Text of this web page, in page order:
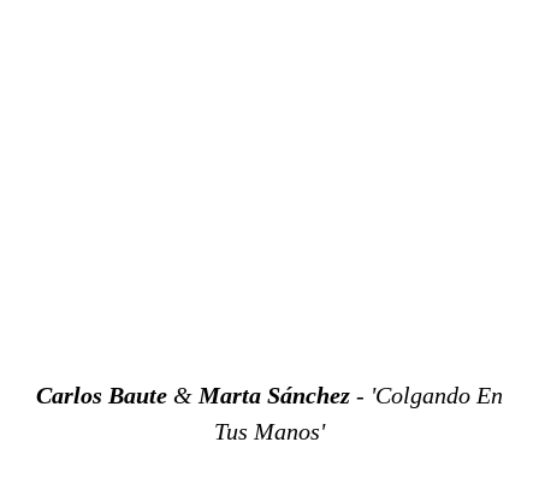
Carlos Baute & Marta Sánchez - 'Colgando En
Tus Manos'